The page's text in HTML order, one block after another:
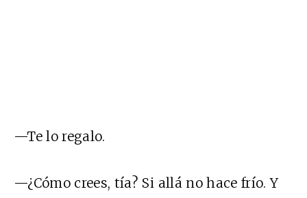
—Te lo regalo.
—¿Cómo crees, tía? Si allá no hace frío. Y